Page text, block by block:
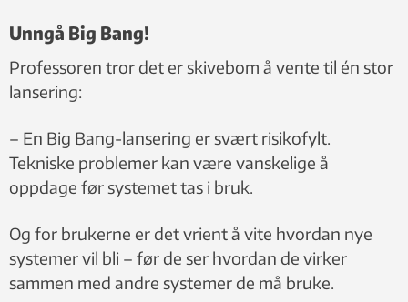
Unngå Big Bang!
Professoren tror det er skivebom å vente til én stor
lansering:
– En Big Bang-lansering er svært risikofylt.
Tekniske problemer kan være vanskelige å
oppdage før systemet tas i bruk.
Og for brukerne er det vrient å vite hvordan nye
systemer vil bli – før de ser hvordan de virker
sammen med andre systemer de må bruke.